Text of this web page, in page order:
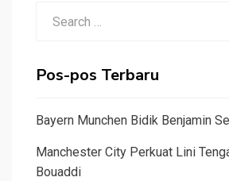
Pos-pos Terbaru
Bayern Munchen Bidik Benjamin
Manchester City Perkuat Lini
Bouaddi